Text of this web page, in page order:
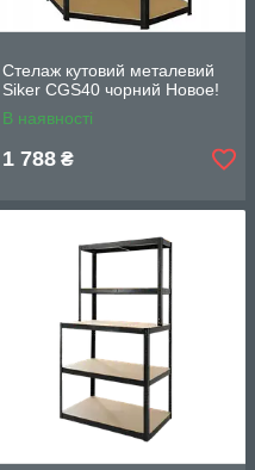
Стелаж кутовий металевий
Siker CGS40 чорний Новое!
В наявності
1 788 ₴